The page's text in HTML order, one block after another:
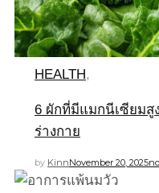
HEALTH,
6 ผักที่มีแมกนีเซียมสู
ร่างกาย
by KinnNovember 20, 2025